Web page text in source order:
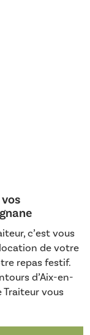
c’est vous
de votre
repas festif.
d’Aix-en-
Traiteur vous